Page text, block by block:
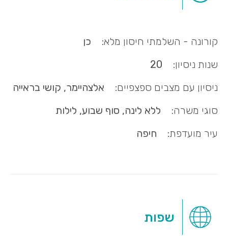
קורונה - השלמתי חיסון מלא:
כן
שנות ניסיון:
20
ניסיון עם מצבים ספצפיים:
אלצהיימר, קושי בראייה
סוגי משרה:
ללא לינה, סוף שבוע, לילות
עיר מועדפת:
חיפה
שפות